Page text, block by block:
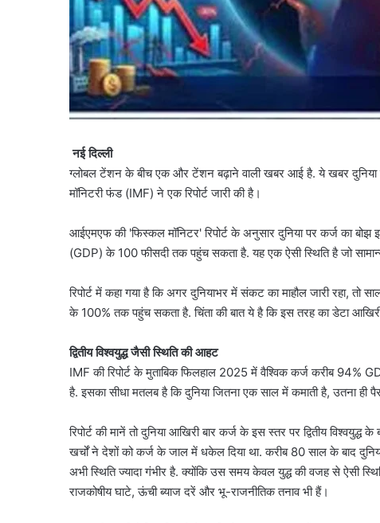
नई दिल्ली
ग्लोबल टेंशन के बीच एक और टेंशन बढ़ाने वाली खबर आई है. ये खबर
मॉनिटरी फंड (IMF) ने एक रिपोर्ट जारी की है।
आईएमएफ की 'फिस्कल मॉनिटर' रिपोर्ट के अनुसार दुनिया पर कर्ज का
(GDP) के 100 फीसदी तक पहुंच सकता है. यह एक ऐसी स्थिति है जो
रिपोर्ट में कहा गया है कि अगर दुनियाभर में संकट का माहौल जारी रहा,
के 100% तक पहुंच सकता है. चिंता की बात ये है कि इस तरह का डेटा
द्वितीय विश्वयुद्ध जैसी स्थिति की आहट
IMF की रिपोर्ट के मुताबिक फिलहाल 2025 में वैश्विक कर्ज करीब 94%
है. इसका सीधा मतलब है कि दुनिया जितना एक साल में कमाती है, उतना ही
रिपोर्ट की मानें तो दुनिया आखिरी बार कर्ज के इस स्तर पर द्वितीय
खर्चों ने देशों को कर्ज के जाल में धकेल दिया था. करीब 80 साल के बाद
अभी स्थिति ज्यादा गंभीर है. क्योंकि उस समय केवल युद्ध की वजह से ऐसी
राजकोषीय घाटे, ऊंची ब्याज दरें और भू-राजनीतिक तनाव भी हैं।